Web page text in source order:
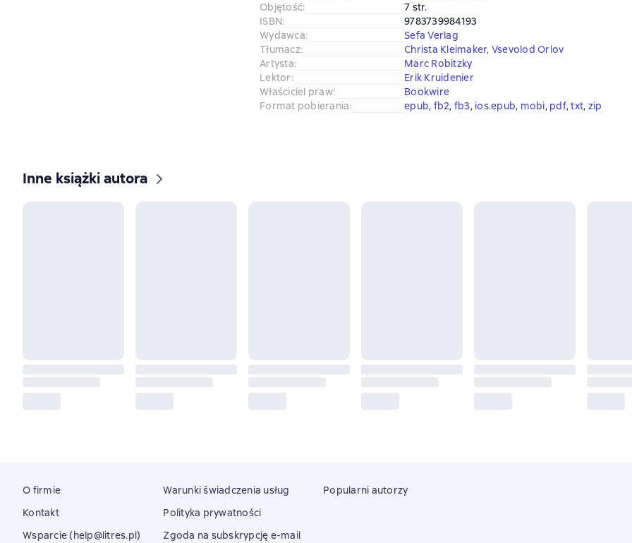
Objętość:
7 str.
ISBN:
9783739984193
Wydawca:
Sefa Verlag
Tłumacz: Christa Kleimaker, Vsevolod Orlov
Artysta:
Marc Robitzky
Lektor:
Erik Kruidenier
Właściciel praw:
Bookwire
Format pobierania: epub, fb2, fb3, ios.epub, mobi, pdf, txt, zip
Inne książki autora
O firmie
Kontakt
Wsparcie (help@litres.pl)
Warunki świadczenia usług
Polityka prywatności
Zgoda na subskrypcję e-mail
Popularni autorzy